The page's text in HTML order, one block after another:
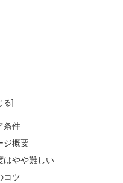
条件
ジ概要
はやや難しい
コツ